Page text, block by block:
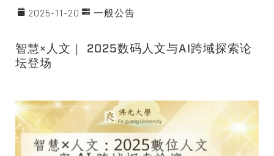
2025-11-20 一般公告
智慧×人文｜ 2025数码人文与AI跨域探索论
坛登场